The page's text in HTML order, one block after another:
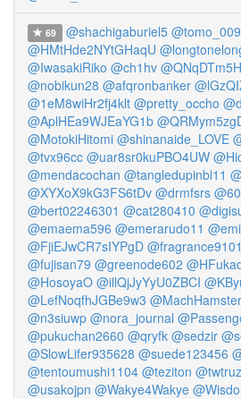
69 @shachigaburiel5
@HMtHde2NYtGHaqU
@IwasakiRiko @ch1hv
@nobikun28 @afqronbanker
@1eM8wiHr2fj4klt @pretty_occho
@AplHEa9WJEaYG1b
@MotokiHitomi @shinanaide_LOVE
@tvx96cc @uar8sr0kuPBO4UW
@mendacochan @tangledupinbl11
@XYXoX9kG3FS6tDv @drmfsrs
@bert02246301 @cat280410
@emaema596 @emerarudo11
@FjiEJwCR7sIYPgD
@fujisan79 @greenode602
@HosoyaO @illQjJyYyU0ZBCI
@LefNoqfhJGBe9w3
@n3siuwp @nora_journal
@pukuchan2660 @qryfk @sedzir
@SlowLifer935628 @suede123456
@tentoumushi1104 @teziton
@usakojpn @Wakye4Wakye